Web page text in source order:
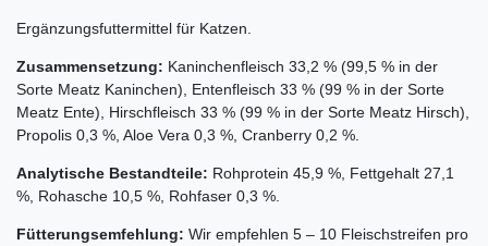
Ergänzungsfuttermittel für Katzen.
Zusammensetzung: Kaninchenfleisch 33,2 % (99,5 % in der
Sorte Meatz Kaninchen), Entenfleisch 33 % (99 % in der Sorte
Meatz Ente), Hirschfleisch 33 % (99 % in der Sorte Meatz Hirsch),
Propolis 0,3 %, Aloe Vera 0,3 %, Cranberry 0,2 %.
Analytische Bestandteile: Rohprotein 45,9 %, Fettgehalt 27,1
%, Rohasche 10,5 %, Rohfaser 0,3 %.
Fütterungsemfehlung: Wir empfehlen 5 – 10 Fleischstreifen pro